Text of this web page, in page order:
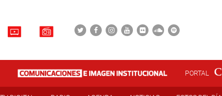
PORTAL